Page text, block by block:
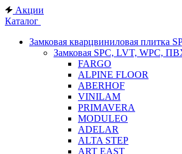
Акции
Каталог
Замковая кварцвиниловая плитка
Замковая SPC, LVT, WPC,
FARGO
ALPINE FLOOR
ABERHOF
VINILAM
PRIMAVERA
MODULEO
ADELAR
ALTA STEP
ART EAST